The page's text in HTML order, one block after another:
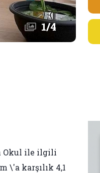
1/4
Okul ile ilgili
\'a karşılık 4,1